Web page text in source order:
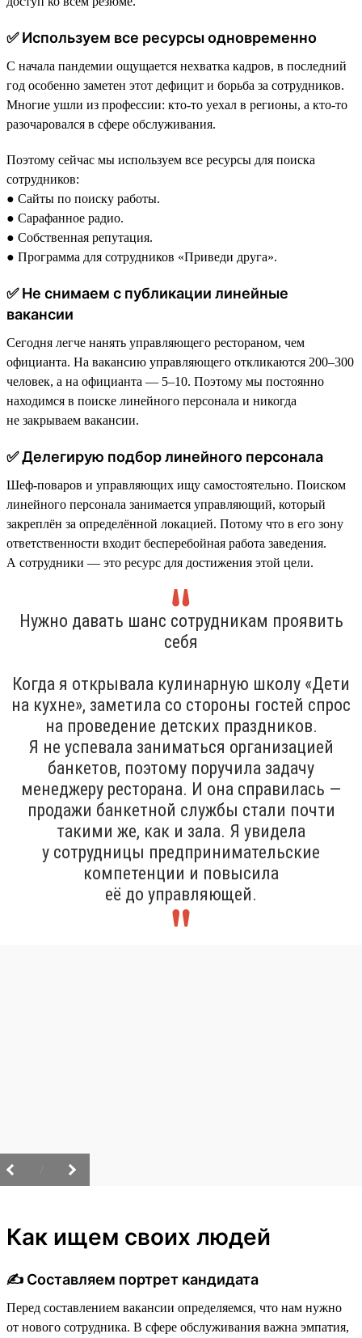
✅ Используем все ресурсы одновременно
С начала пандемии ощущается нехватка кадров, в последний
год особенно заметен этот дефицит и борьба за сотрудников.
Многие ушли из профессии: кто-то уехал в регионы, а кто-то
разочаровался в сфере обслуживания.
Поэтому сейчас мы используем все ресурсы для поиска
сотрудников:
● Сайты по поиску работы.
● Сарафанное радио.
● Собственная репутация.
● Программа для сотрудников «Приведи друга».
✅ Не снимаем с публикации линейные
вакансии
Сегодня легче нанять управляющего рестораном, чем
официанта. На вакансию управляющего откликаются 200–300
человек, а на официанта — 5–10. Поэтому мы постоянно
находимся в поиске линейного персонала и никогда
не закрываем вакансии.
✅ Делегирую подбор линейного персонала
Шеф-поваров и управляющих ищу самостоятельно. Поиском
линейного персонала занимается управляющий, который
закреплён за определённой локацией. Потому что в его зону
ответственности входит бесперебойная работа заведения.
А сотрудники — это ресурс для достижения этой цели.
Нужно давать шанс сотрудникам проявить
себя
Когда я открывала кулинарную школу «Дети
на кухне», заметила со стороны гостей спрос
на проведение детских праздников.
Я не успевала заниматься организацией
банкетов, поэтому поручила задачу
менеджеру ресторана. И она справилась —
продажи банкетной службы стали почти
такими же, как и зала. Я увидела
у сотрудницы предпринимательские
компетенции и повысила
её до управляющей.
Как ищем своих людей
✍️ Составляем портрет кандидата
Перед составлением вакансии определяемся, что нам нужно
от нового сотрудника. В сфере обслуживания важна эмпатия,